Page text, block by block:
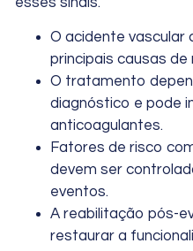
O acidente vascular
principais causas de
O tratamento
diagnóstico e pode
anticoagulantes.
Fatores de risco
devem ser
eventos.
A reabilitação pós-
restaurar a